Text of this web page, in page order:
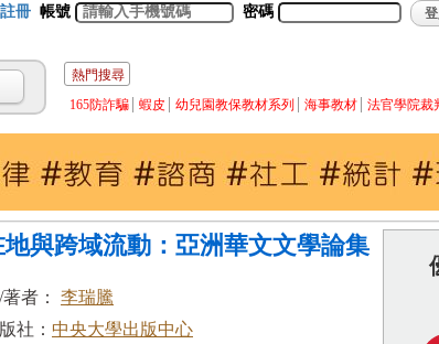
註冊 帳號 密碼
熱門搜尋
165防詐騙
蝦皮 幼兒園教保教材系列 海事教材 法官學院裁
地與跨域流動：亞洲華文文學論集
者： 李瑞騰
社： 中央大學出版中心